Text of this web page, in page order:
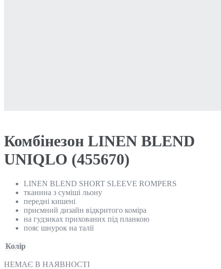
Комбінезон LINEN BLEND
UNIQLO (455670)
LINEN BLEND SHORT SLEEVE ROMPERS
тканина з суміші льону
передні кишені
приємний дизайн відкритого коміра
на гудзиках прихованих під планкою
пояс шнурок на талії
Колір
НЕМАЄ В НАЯВНОСТІ